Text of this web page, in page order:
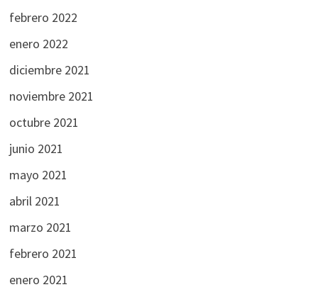
febrero 2022
enero 2022
diciembre 2021
noviembre 2021
octubre 2021
junio 2021
mayo 2021
abril 2021
marzo 2021
febrero 2021
enero 2021